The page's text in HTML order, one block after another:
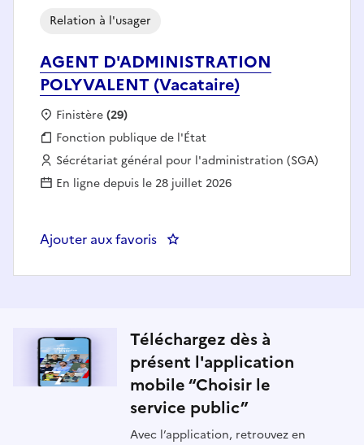
AGENT D'ADMINISTRATION
POLYVALENT (Vacataire)
Relation à l'usager
Localisation :
Finistère(29)
Fonction publique :
Fonction publique de l'État
Employeur :
Sécrétariat général pour l'administration (SGA)
En ligne depuis le 28 juillet 2026
Ajouter aux favoris : AGENT D'ADMINISTRATION
Téléchargez dès à
présent l'application
mobile “Choisir le
service public”
Avec l’application, retrouvez en